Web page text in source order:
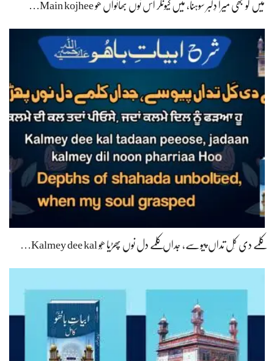
میں کو جھی میرا دِلبر سوہنا، میں کیونکر اُس نوں بھانواں ھو Main kojhee…
کلمے دی کَل تداں پیوسے، جداں کلمے دل نوں پھڑیا ھُو Kalmey dee kal…